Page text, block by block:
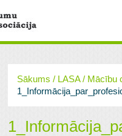
Sākums / LASA/ Mācību